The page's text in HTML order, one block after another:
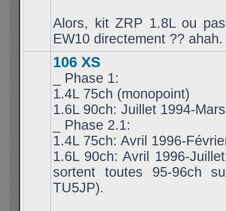
Alors, kit ZRP 1.8L ou
EW10 directement ?? ahah.
106 XS
_ Phase 1:
1.4L 75ch (monopoint)
1.6L 90ch: Juillet 1994-
_ Phase 2.1:
1.4L 75ch: Avril 1996-
1.6L 90ch: Avril 1996-
sortent toutes 95-96ch
TU5JP).